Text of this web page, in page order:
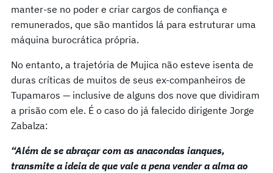
manter-se no poder e criar cargos de confiança e
remunerados, que são mantidos lá para estruturar uma
máquina burocrática própria.
No entanto, a trajetória de Mujica não esteve isenta de
duras críticas de muitos de seus ex-companheiros de
Tupamaros — inclusive de alguns dos nove que dividiram
a prisão com ele. É o caso do já falecido dirigente Jorge
Zabalza:
“Além de se abraçar com as anacondas ianques,
transmite a ideia de que vale a pena vender a alma ao